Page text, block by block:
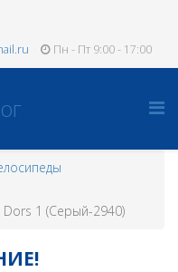
Пн - Пт 9:00 - 17:00
1 (Серый-2940)